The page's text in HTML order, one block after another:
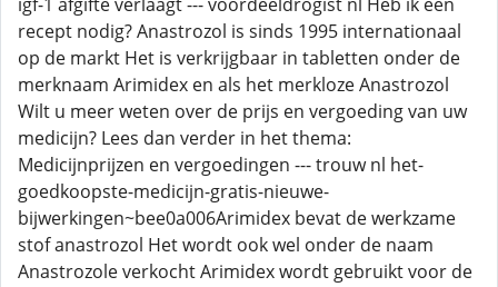
recept nodig? Anastrozol is sinds 1995 internationaal
op de markt Het is verkrijgbaar in tabletten onder de
merknaam Arimidex en als het merkloze Anastrozol
Wilt u meer weten over de prijs en vergoeding van uw
medicijn? Lees dan verder in het thema:
Medicijnprijzen en vergoedingen --- trouw nl het-
goedkoopste-medicijn-gratis-nieuwe-
bijwerkingen~bee0a006Arimidex bevat de werkzame
stof anastrozol Het wordt ook wel onder de naam
Anastrozole verkocht Arimidex wordt gebruikt voor de